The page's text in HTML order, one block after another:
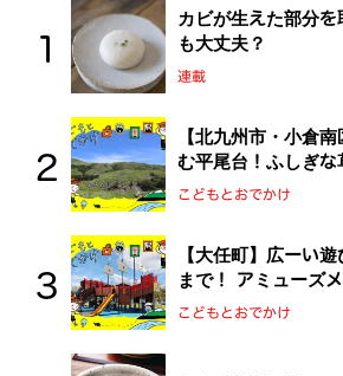
カビが生えた部分
も大丈夫？
連載
【北九州市・小倉
む平尾台！ふしぎな
を探検しよう！
こどもとおでかけ
【大任町】広ーい
まで！ アミューズ
おとう桜街道
こどもとおでかけ